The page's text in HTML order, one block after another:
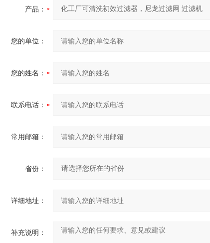
产品：
您的单位：
您的姓名：
联系电话：
常用邮箱：
省份：
详细地址：
补充说明：